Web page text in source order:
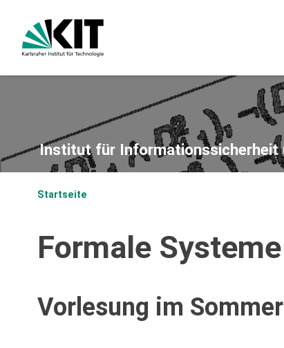
Institut für Informationssicherheit
Startseite
Formale
Vorlesung im